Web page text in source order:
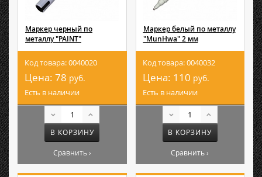
Маркер черный по
металлу "PAINT"
Код товара: 0040020
Цена: 78 руб.
Есть в наличии
В КОРЗИНУ
Сравнить ›
Маркер белый по металлу
"MunHwa" 2 мм
Код товара: 0040032
Цена: 110 руб.
Есть в наличии
В КОРЗИНУ
Сравнить ›